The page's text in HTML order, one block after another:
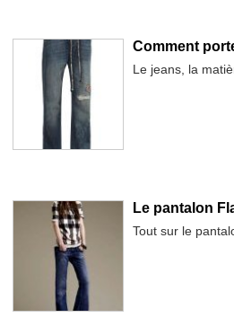
Comment
Le jeans, la
Le pantalon
Tout sur le